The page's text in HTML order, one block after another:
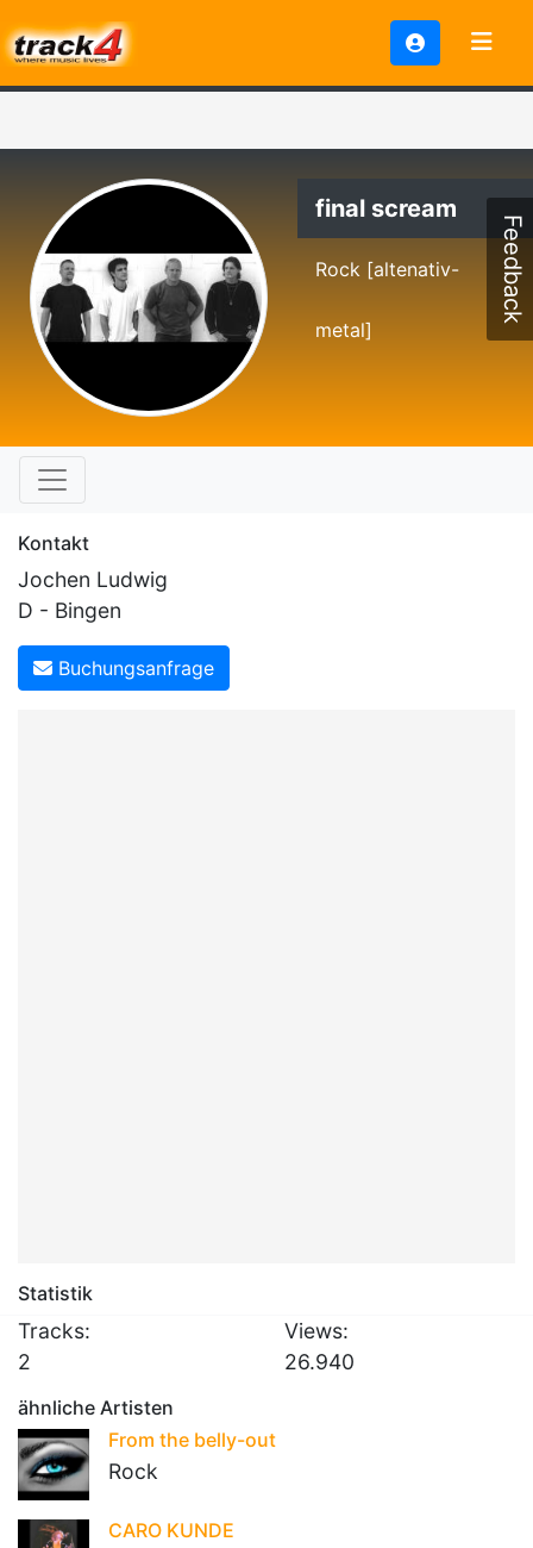
final scream
Rock [altenativ-
metal]
Kontakt
Jochen Ludwig
D - Bingen
Buchungsanfrage
Statistik
Tracks:
2
Views:
26.940
ähnliche Artisten
From the belly-out
Rock
CARO KUNDE
Feedback